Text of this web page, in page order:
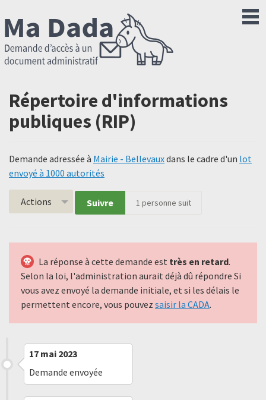
Répertoire d'informations
publiques (RIP)
Demande adressée à Mairie - Bellevauxdans le cadre d'un lot
envoyé à 1000 autorités
Actions Suivre 1 personne suit
La réponse à cette demande est très en retard.
Selon la loi, l'administration aurait déjà dû répondre Si
vous avez envoyé la demande initiale, et si les délais le
permettent encore, vous pouvez saisir la CADA.
17 mai 2023
Demande envoyée